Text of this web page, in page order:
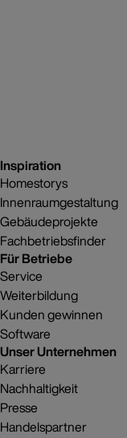
Inspiration
Homestorys
Innenraumgestaltung
Gebäudeprojekte
Fachbetriebsfinder
Für Betriebe
Service
Weiterbildung
Kunden gewinnen
Software
Unser Unternehmen
Karriere
Nachhaltigkeit
Presse
Handelspartner